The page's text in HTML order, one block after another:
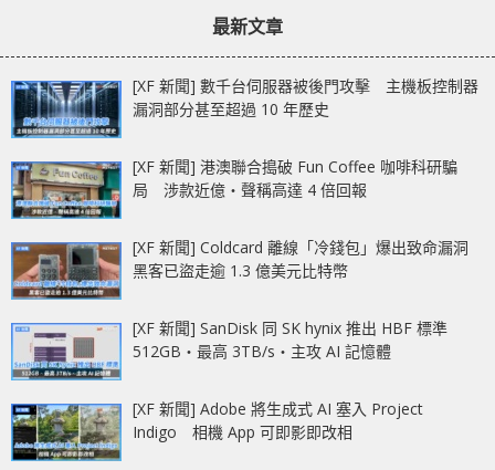
最新文章
[XF 新聞] 數千台伺服器被後門攻擊 主機板控制器
漏洞部分甚至超過 10 年歷史
[XF 新聞] 港澳聯合搗破 Fun Coffee 咖啡科研騙
局 涉款近億‧聲稱高達 4 倍回報
[XF 新聞] Coldcard 離線「冷錢包」爆出致命漏洞
黑客已盜走逾 1.3 億美元比特幣
[XF 新聞] SanDisk 同 SK hynix 推出 HBF 標準
512GB‧最高 3TB/s‧主攻 AI 記憶體
[XF 新聞] Adobe 將生成式 AI 塞入 Project
Indigo 相機 App 可即影即改相